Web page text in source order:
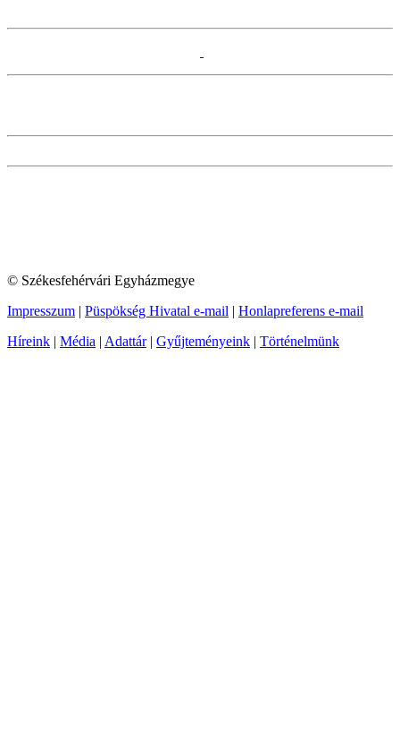
© Székesfehérvári Egyházmegye
Impresszum | Püspökség Hivatal e-mail | Honlapreferens e-mail
Híreink | Média | Adattár| Gyűjteményeink | Történelmünk